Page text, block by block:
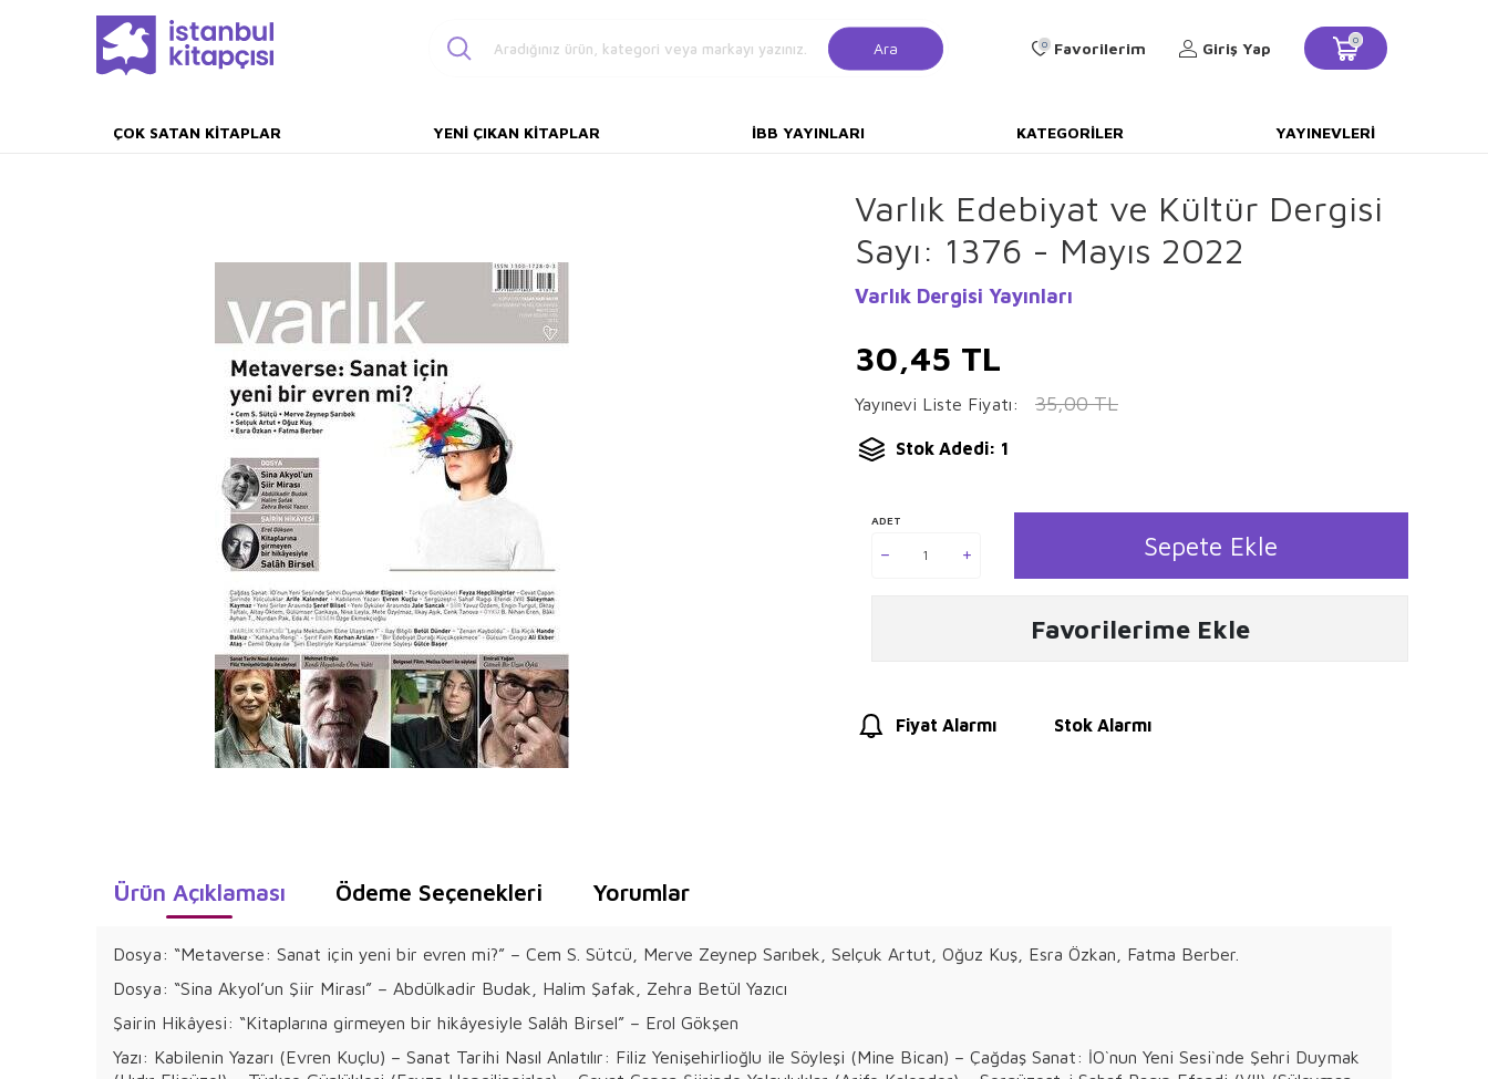
Ara 0 Favorilerim Giriş Yap 0
ÇOK SATAN KITAPLAR YENI ÇIKAN KITAPLAR İBB YAYINLARI KATEGORILER YAYINEVLERI
Varlık Edebiyat ve Kültür Dergisi
Sayı: 1376 - Mayıs 2022
Varlık Dergisi Yayınları
30,45 TL
Yayınevi Liste Fiyatı: 35,00TL
Stok Adedi: 1
ADET
Sepete Ekle
Favorilerime Ekle
Fiyat Alarmı Stok Alarmı
Ürün Açıklaması Ödeme Seçenekleri Yorumlar
Dosya: “Metaverse: Sanat için yeni bir evren mi?” – Cem S. Sütcü, Merve Zeynep Sarıbek, Selçuk Artut, Oğuz Kuş, Esra Özkan, Fatma Berber.
Dosya: “Sina Akyol’un Şiir Mirası” – Abdülkadir Budak, Halim Şafak, Zehra Betül Yazıcı
Şairin Hikâyesi: “Kitaplarına girmeyen bir hikâyesiyle Salâh Birsel” – Erol Gökşen
Yazı: Kabilenin Yazarı (Evren Kuçlu) – Sanat Tarihi Nasıl Anlatılır: Filiz Yenişehirlioğlu ile Söyleşi (Mine Bican) – Çağdaş Sanat: İO`nun Yeni Sesi`nde Şehri Duymak